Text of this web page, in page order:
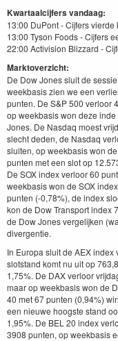
Kwartaalcijfers vandaag:
13:00 DuPont - Cijfers vierde
13:00 Tyson Foods - Cijfers
22:00 Activision Blizzard -
Marktoverzicht:
De Dow Jones sluit de
weekbasis zien we een
punten. De S&P 500 verloor
op weekbasis won deze
Jones. De Nasdaq moest
slecht deden, de Nasdaq
sluiten, op weekbasis won
punten met een slot op
De SOX index verloor 60
weekbasis won de SOX
punten (-0,78%), de index
kon de Dow Transport index
de Dow Jones vergelijken
divergentie.
In Europa sluit de AEX index
slotstand komt nu uit op
1,75%. De DAX verloor
maar op weekbasis won de
40 met 67 punten (0,94%)
een nieuwe hoogste stand
1,95%. De BEL 20 index
3908 punten, op weekbasis